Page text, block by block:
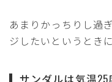
あまりかっちりし過
ジしたいというとき
サンダルは気温